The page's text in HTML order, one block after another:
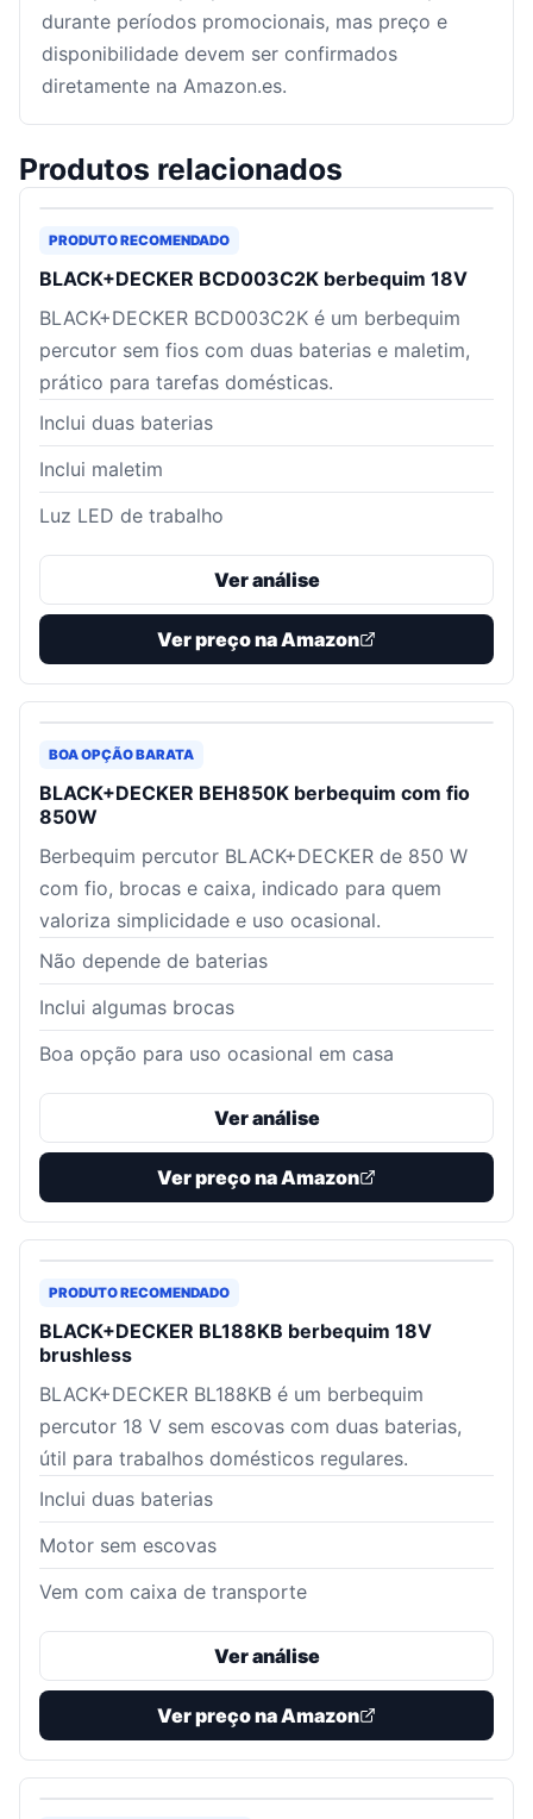
durante períodos promocionais, mas preço e
disponibilidade devem ser confirmados
diretamente na Amazon.es.
Produtos relacionados
PRODUTO RECOMENDADO
BLACK+DECKER BCD003C2K berbequim 18V
BLACK+DECKER BCD003C2K é um berbequim
percutor sem fios com duas baterias e maletim,
prático para tarefas domésticas.
Inclui duas baterias
Inclui maletim
Luz LED de trabalho
Ver análise
Ver preço na Amazon
BOA OPÇÃO BARATA
BLACK+DECKER BEH850K berbequim com fio
850W
Berbequim percutor BLACK+DECKER de 850 W
com fio, brocas e caixa, indicado para quem
valoriza simplicidade e uso ocasional.
Não depende de baterias
Inclui algumas brocas
Boa opção para uso ocasional em casa
Ver análise
Ver preço na Amazon
PRODUTO RECOMENDADO
BLACK+DECKER BL188KB berbequim 18V
brushless
BLACK+DECKER BL188KB é um berbequim
percutor 18 V sem escovas com duas baterias,
útil para trabalhos domésticos regulares.
Inclui duas baterias
Motor sem escovas
Vem com caixa de transporte
Ver análise
Ver preço na Amazon